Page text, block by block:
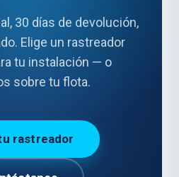
30 días de devolución,
Elige un rastreador
tu instalación — o
sobre tu flota.
rastreador